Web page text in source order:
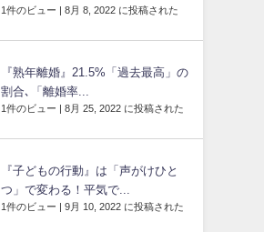
1件のビュー | 8月 8, 2022 に投稿された
『熟年離婚』21.5%「過去最高」の
割合､「離婚率...
1件のビュー | 8月 25, 2022 に投稿された
『子どもの行動』は「声がけひと
つ」で変わる！平気で...
1件のビュー | 9月 10, 2022 に投稿された